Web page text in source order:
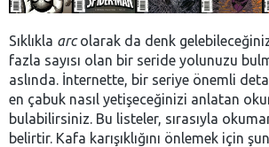
Sıklıkla arcolarak da denk
fazla sayısı olan bir seride yolunuzu
aslında. İnternette, bir seriye önemli
en çabuk nasıl yetişeceğinizi anlatan
bulabilirsiniz. Bu listeler, sırasıyla
belirtir. Kafa karışıklığını önlemek için